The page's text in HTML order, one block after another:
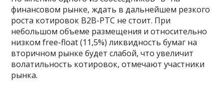
финансовом рынке, ждать в дальнейшем резкого
роста котировок B2B-РТС не стоит. При
небольшом объеме размещения и относительно
низком free-float (11,5%) ликвидность бумаг на
вторичном рынке будет слабой, что увеличит
волатильность котировок, отмечают участники
рынка.